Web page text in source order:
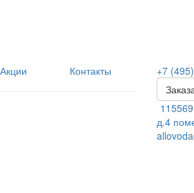
Акции Контакты
+7
д.4